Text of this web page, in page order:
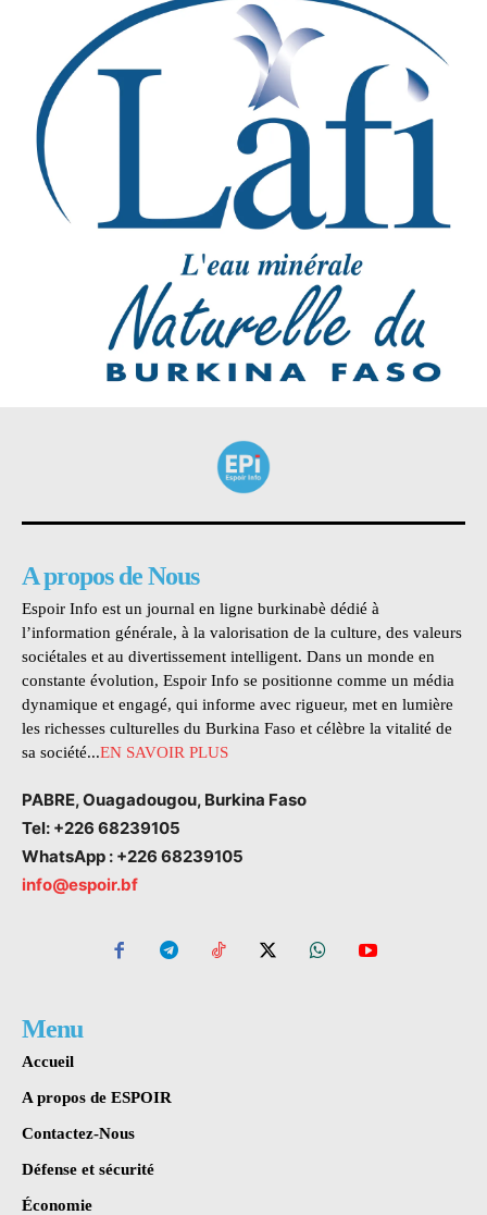
A propos de Nous
Espoir Info est un journal en ligne burkinabè dédié à
l’information générale, à la valorisation de la culture, des valeurs
sociétales et au divertissement intelligent. Dans un monde en
constante évolution, Espoir Info se positionne comme un média
dynamique et engagé, qui informe avec rigueur, met en lumière
les richesses culturelles du Burkina Faso et célèbre la vitalité de
sa société...EN SAVOIR PLUS
PABRE, Ouagadougou, Burkina Faso
Tel: +226 68239105
WhatsApp : +226 68239105
info@espoir.bf
Menu
Accueil
A propos de ESPOIR
Contactez-Nous
Défense et sécurité
Économie